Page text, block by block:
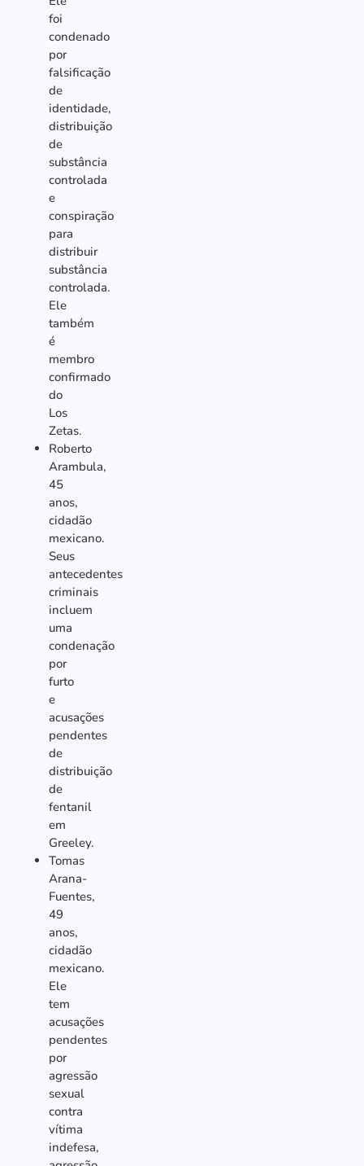
foi
condenado
por
falsificação
de
identidade,
distribuição
de
substância
controlada
e
conspiração
para
distribuir
substância
controlada.
Ele
também
é
membro
confirmado
do
Los
Zetas.
Roberto
Arambula,
45
anos,
cidadão
mexicano.
Seus
antecedentes
criminais
incluem
uma
condenação
por
furto
e
acusações
pendentes
de
distribuição
de
fentanil
em
Greeley.
Tomas
Arana-
Fuentes,
49
anos,
cidadão
mexicano.
Ele
tem
acusações
pendentes
por
agressão
sexual
contra
vítima
indefesa,